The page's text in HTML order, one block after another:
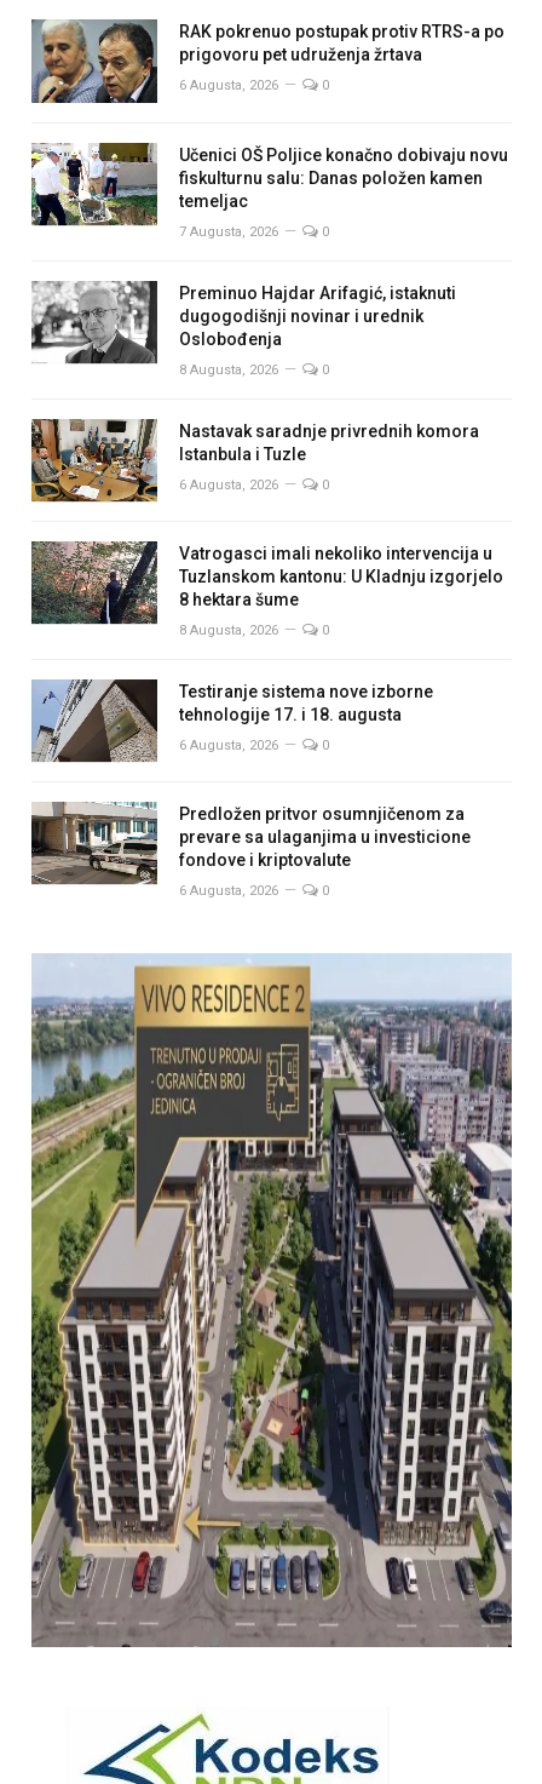
RAK pokrenuo postupak protiv RTRS-a po
prigovoru pet udruženja žrtava
6 Augusta, 2026 0
Učenici OŠ Poljice konačno dobivaju novu
fiskulturnu salu: Danas položen kamen
temeljac
7 Augusta, 2026 0
Preminuo Hajdar Arifagić, istaknuti
dugogodišnji novinar i urednik
Oslobođenja
8 Augusta, 2026 0
Nastavak saradnje privrednih komora
Istanbula i Tuzle
6 Augusta, 2026 0
Vatrogasci imali nekoliko intervencija u
Tuzlanskom kantonu: U Kladnju izgorjelo
8 hektara šume
8 Augusta, 2026 0
Testiranje sistema nove izborne
tehnologije 17. i 18. augusta
6 Augusta, 2026 0
Predložen pritvor osumnjičenom za
prevare sa ulaganjima u investicione
fondove i kriptovalute
6 Augusta, 2026 0